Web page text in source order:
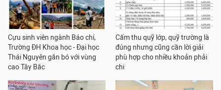
Cựu sinh viên ngành Báo chí,
Trường ĐH Khoa học - Đại học
Thái Nguyên gắn bó với vùng
cao Tây Bắc
Cấm thu quỹ lớp, quỹ trường là
đúng nhưng cũng cần lời giải
phù hợp cho nhiều khoản phải
chi